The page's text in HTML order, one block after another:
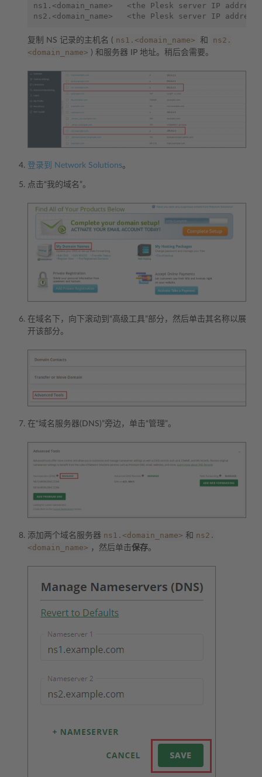
ns1.<domain_name>   <the Plesk server IP address>
复制 NS 记录的主机名 ( ns1.<domain_name> 和
ns2.
<domain_name> ) 和服务器 IP 地址。稍后会需要。
登录到 Network Solutions。
点击“我的域名”。
在域名下，向下滚动到“高级工具”部分，然后单击其名称以展
开该部分。
在“域名服务器(DNS)”旁边，单击“管理”。
添加两个域名服务器 ns1.<domain_name> 和 ns2.
<domain_name> ，然后单击保存。